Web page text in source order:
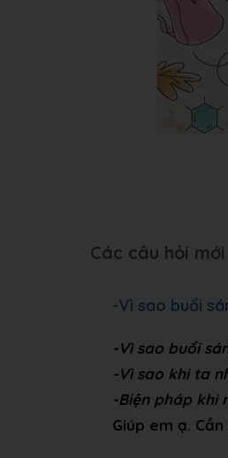
Các câu hỏi mới
-Vì sao buổi
-Vì sao buổi
-Vì sao khi ta
-Biện pháp khi
Giúp em ạ.